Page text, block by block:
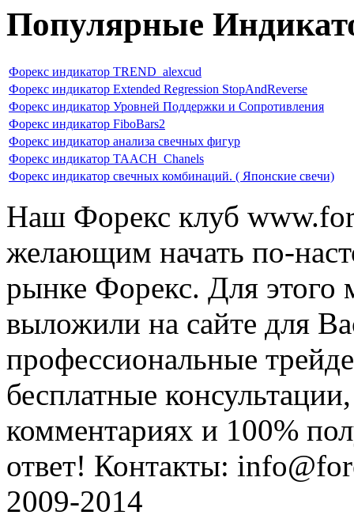
Популярные
Форекс индикатор TREND_alexcud
Форекс индикатор Extended Regression StopAndReverse
Форекс индикатор Уровней Поддержки и Сопротивления
Форекс индикатор FiboBars2
Форекс индикатор анализа свечных фигур
Форекс индикатор TAACH_Chanels
Форекс индикатор свечных комбинаций. ( Японские свечи)
Наш Форекс клуб
желающим начать по-
рынке Форекс. Для этого
выложили на сайте для
профессиональные
бесплатные
комментариях и 100%
ответ! Контакты:
2009-2014